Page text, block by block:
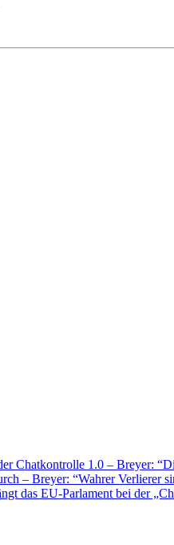
Chatkontrolle 1.0 – Breyer:
– Breyer: “Wahrer Verlierer
das EU-Parlament bei der